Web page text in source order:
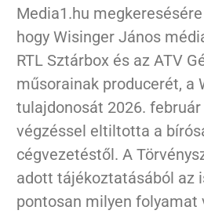
Media1.hu
hogy Wisinger János
RTL Sztárbox és az ATV
műsorainak producerét, a
tulajdonosát 2026.
végzéssel eltiltotta a
cégvezetéstől. A
adott tájékoztatásából az
pontosan milyen folyamat